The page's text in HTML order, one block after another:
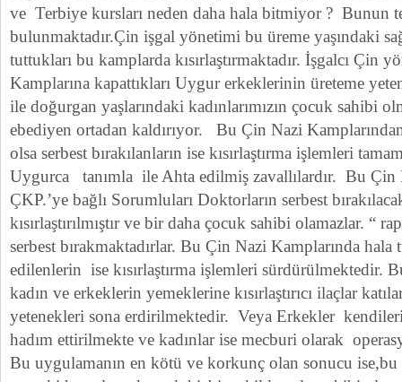
ve Terbiye kursları neden daha hala bitmiyor ? Bunun
bulunmaktadır.Çin işgal yönetimi bu üreme yaşındaki
tuttukları bu kamplarda kısırlaştırmaktadır. İşgalcı Çin
Kamplarına kapattıkları Uygur erkeklerinin üreteme
ile doğurgan yaşlarındaki kadınlarımızın çocuk sahibi
ebediyen ortadan kaldırıyor. Bu Çin Nazi
olsa serbest bırakılanların ise kısırlaştırma işlemleri
Uygurca tanımla ile Ahta edilmiş zavallılardır. Bu Çin
ÇKP.’ye bağlı Sorumluları Doktorların serbest
kısırlaştırılmıştır ve bir daha çocuk sahibi olamazlar. “
serbest bırakmaktadırlar. Bu Çin Nazi Kamplarında
edilenlerin ise kısırlaştırma işlemleri sürdürülmektedir.
kadın ve erkeklerin yemeklerine kısırlaştırıcı ilaçlar
yetenekleri sona erdirilmektedir. Veya Erkekler
hadım ettirilmekte ve kadınlar ise mecburi olarak
Bu uygulamanın en kötü ve korkunç olan sonucu ise,bu